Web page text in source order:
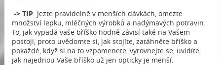
-> TIP: Jezte pravidelně v menších dávkách, omezte
množství lepku, mléčných výrobků a nadýmavých potravin.
To, jak vypadá vaše bříško hodně závisí také na Vašem
postoji, proto uvědomte si, jak stojíte, zatáhněte bříško a
pokaždé, když si na to vzpomenete, vyrovnejte se, uvidíte,
jak najednou Vaše bříško už jen opticky je menší.